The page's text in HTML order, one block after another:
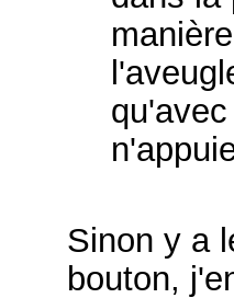
Sinon y a
bouton,